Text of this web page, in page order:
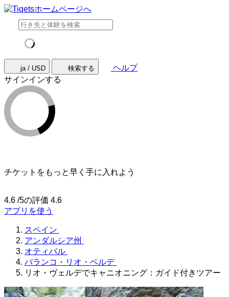
ja / USD 検索する
ヘルプ
サインインする
チケットをもっと早く手に入れよう
4.6 /5の評価 4.6
アプリを使う
スペイン
アンダルシア州
オティバル
バランコ・リオ・ベルデ
リオ・ヴェルデでキャニオニング：ガイド付きツアー